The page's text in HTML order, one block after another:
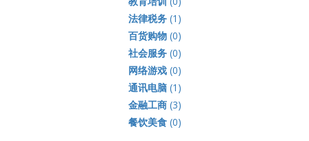
法律税务(1)
百货购物(0)
社会服务(0)
网络游戏(0)
通讯电脑(1)
金融工商(3)
餐饮美食(0)